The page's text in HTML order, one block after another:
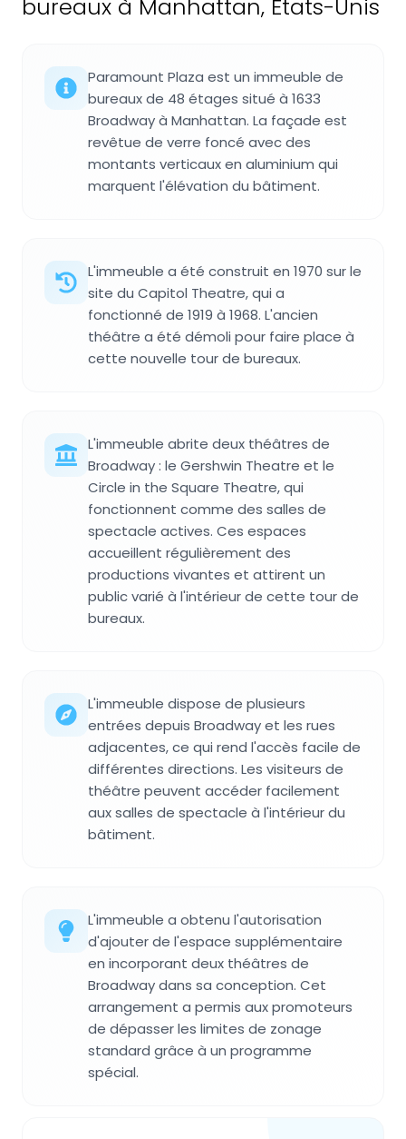
bureaux à Manhattan, États-Unis
Paramount Plaza est un immeuble de
bureaux de 48 étages situé à 1633
Broadway à Manhattan. La façade est
revêtue de verre foncé avec des
montants verticaux en aluminium qui
marquent l'élévation du bâtiment.
L'immeuble a été construit en 1970 sur le
site du Capitol Theatre, qui a
fonctionné de 1919 à 1968. L'ancien
théâtre a été démoli pour faire place à
cette nouvelle tour de bureaux.
L'immeuble abrite deux théâtres de
Broadway : le Gershwin Theatre et le
Circle in the Square Theatre, qui
fonctionnent comme des salles de
spectacle actives. Ces espaces
accueillent régulièrement des
productions vivantes et attirent un
public varié à l'intérieur de cette tour de
bureaux.
L'immeuble dispose de plusieurs
entrées depuis Broadway et les rues
adjacentes, ce qui rend l'accès facile de
différentes directions. Les visiteurs de
théâtre peuvent accéder facilement
aux salles de spectacle à l'intérieur du
bâtiment.
L'immeuble a obtenu l'autorisation
d'ajouter de l'espace supplémentaire
en incorporant deux théâtres de
Broadway dans sa conception. Cet
arrangement a permis aux promoteurs
de dépasser les limites de zonage
standard grâce à un programme
spécial.